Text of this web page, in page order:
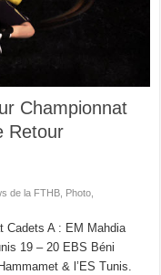
Championnat
Retour
de la FTHB Photo
Cadets A : EM Mahdia
19 – 20 EBS Béni
& l’ES Tunis.